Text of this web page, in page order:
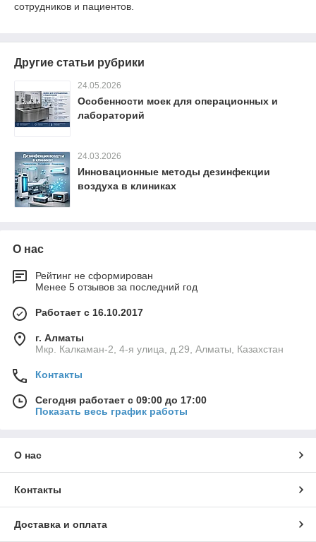
сотрудников и пациентов.
Другие статьи рубрики
24.05.2026
Особенности моек для операционных и
лабораторий
24.03.2026
Инновационные методы дезинфекции
воздуха в клиниках
О нас
Рейтинг не сформирован
Менее 5 отзывов за последний год
Работает с 16.10.2017
г. Алматы
Мкр. Калкаман-2, 4-я улица, д.29, Алматы, Казахстан
Контакты
Сегодня работает с 09:00 до 17:00
Показать весь график работы
О нас
Контакты
Доставка и оплата